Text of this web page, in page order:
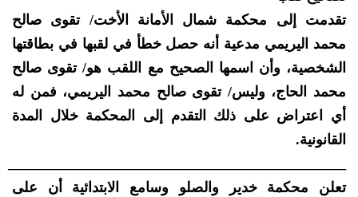
تقدمت إلى محكمة شمال الأمانة الأخت/ تقوى صالح
محمد اليريمي مدعية أنه حصل خطأ في لقبها في بطاقتها
الشخصية، وأن اسمها الصحيح مع اللقب هو/ تقوى صالح
محمد الحاج، وليس/ تقوى صالح محمد اليريمي، فمن له
أي اعتراض على ذلك التقدم إلى المحكمة خلال المدة
القانونية.
تعلن محكمة خدير والصلو وسامع الابتدائية أن على